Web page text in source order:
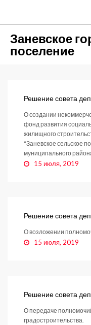
Заневское
поселение
Решение совета
О создании
фонд развития
жилищного
“Заневское сельское
муниципального
15 июля, 2019
Решение совета
О возложении
15 июля, 2019
Решение совета
О передаче
градостроительства.